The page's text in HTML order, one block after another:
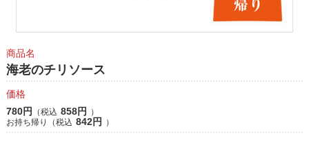
商品名
海老のチリソース
価格
780円
（税込 858円
）
お持ち帰り（税込 842円 ）